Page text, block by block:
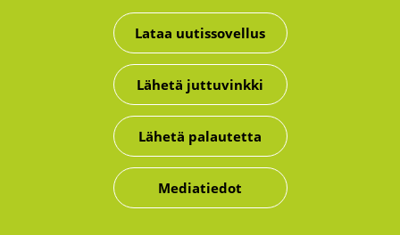
Lataa uutissovellus
Lähetä juttuvinkki
Lähetä palautetta
Mediatiedot